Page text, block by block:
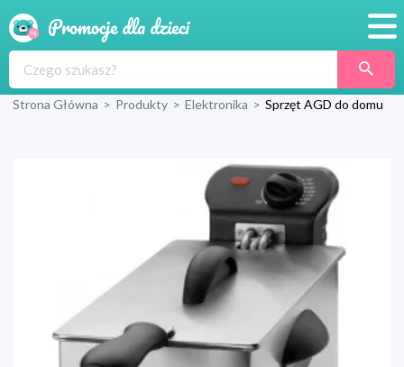
Produkty
Blog
Wyprawka
Strona Główna > Produkty > Elektronika > Sprzęt AGD do domu